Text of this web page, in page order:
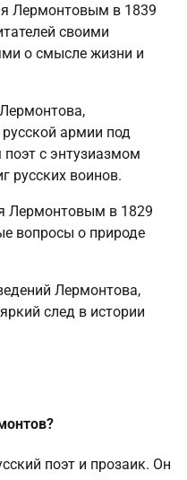
Лермонтовым в 1839
своими
о смысле жизни и
армии под
с энтузиазмом
русских воинов.
Лермонтовым в 1829
вопросы о природе
Лермонтова,
след в истории
поэт и прозаик. Он